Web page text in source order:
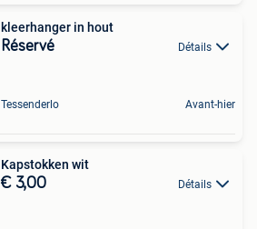
kleerhanger in hout
Réservé Détails
Tessenderlo Avant-hier
Kapstokken wit
€ 3,00 Détails